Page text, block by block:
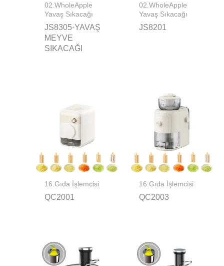
02.WholeApple
Yavaş Sıkacağı
JS8305-YAVAŞ
MEYVE
SIKACAĞI
02.WholeApple
Yavaş Sıkacağı
JS8201
16.Gıda İşlemcisi
QC2001
16.Gıda İşlemcisi
QC2003